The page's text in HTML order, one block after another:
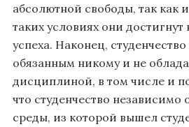
абсолютной свободы, так как
таких условиях они
успеха. Наконец, студенчество
обязанным никому и не
дисциплиной, в том числе и
что студенчество независимо
среды, из которой вышел